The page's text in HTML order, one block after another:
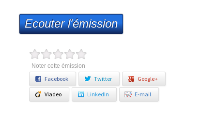
Ecouter l'émission
Noter cette émission
Facebook Twitter Google+
Viadeo LinkedIn E-mail